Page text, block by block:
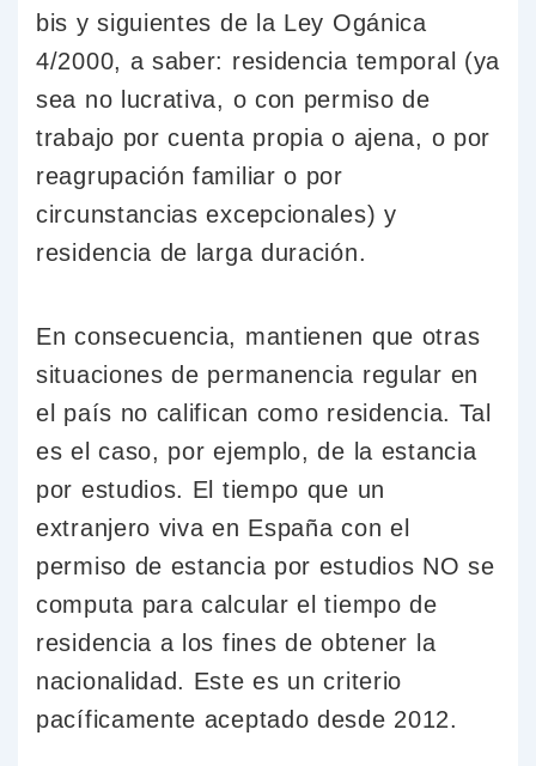
bis y siguientes de la Ley Ogánica
4/2000, a saber: residencia temporal (ya
sea no lucrativa, o con permiso de
trabajo por cuenta propia o ajena, o por
reagrupación familiar o por
circunstancias excepcionales) y
residencia de larga duración.
En consecuencia, mantienen que otras
situaciones de permanencia regular en
el país no califican como residencia. Tal
es el caso, por ejemplo, de la estancia
por estudios. El tiempo que un
extranjero viva en España con el
permiso de estancia por estudios NO se
computa para calcular el tiempo de
residencia a los fines de obtener la
nacionalidad. Este es un criterio
pacíficamente aceptado desde 2012.